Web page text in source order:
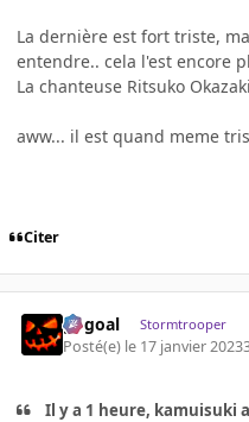
La dernière est fort triste,
entendre.. cela l'est encore
La chanteuse Ritsuko
aww... il est quand meme
Citer
gogoal Stormtrooper
Posté(e) le 17 janvier 2023
Il y a 1 heure, kamuisuki